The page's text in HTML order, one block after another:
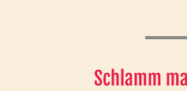
Schlamm